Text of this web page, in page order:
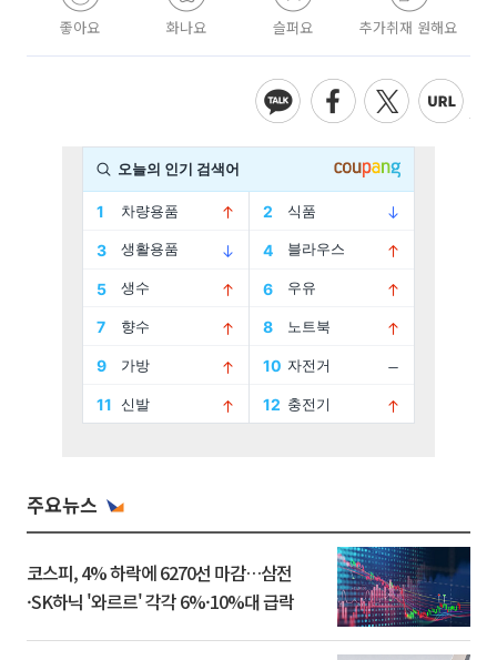
좋아요 화나요 슬퍼요 추가취재 원해요
주요뉴스
코스피, 4% 하락에 6270선 마감…삼전
·SK하닉 '와르르' 각각 6%·10%대 급락